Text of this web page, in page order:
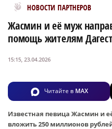
НОВОСТИ ПАРТНЕРОВ
Новости МирТесен
Жасмин и её муж
помощь жителям
15:15, 23.04.2026
Читайте в MAX
Известная певица Жасмин и
вложить 250 миллионов